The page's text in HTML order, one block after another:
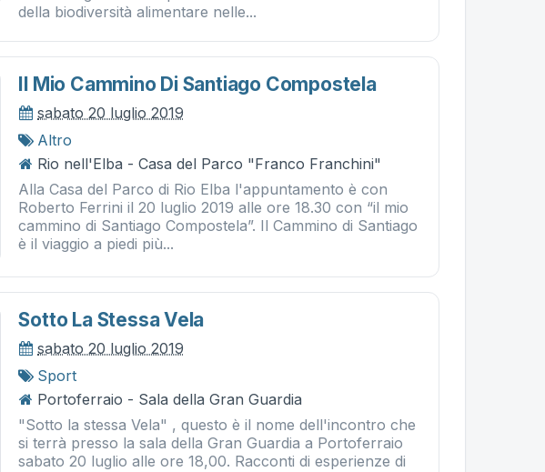
della biodiversità alimentare nelle...
Il Mio Cammino Di Santiago Compostela
sabato 20 luglio 2019
Altro
Rio nell'Elba - Casa del Parco "Franco Franchini"
Alla Casa del Parco di Rio Elba l'appuntamento è con
Roberto Ferrini il 20 luglio 2019 alle ore 18.30 con “il mio
cammino di Santiago Compostela”. Il Cammino di Santiago
è il viaggio a piedi più...
Sotto La Stessa Vela
sabato 20 luglio 2019
Sport
Portoferraio - Sala della Gran Guardia
"Sotto la stessa Vela" , questo è il nome dell'incontro che
si terrà presso la sala della Gran Guardia a Portoferraio
sabato 20 luglio alle ore 18,00. Racconti di esperienze di